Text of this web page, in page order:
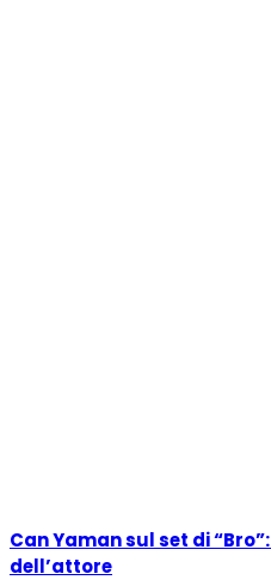
Can Yaman sul set di
dell’attore